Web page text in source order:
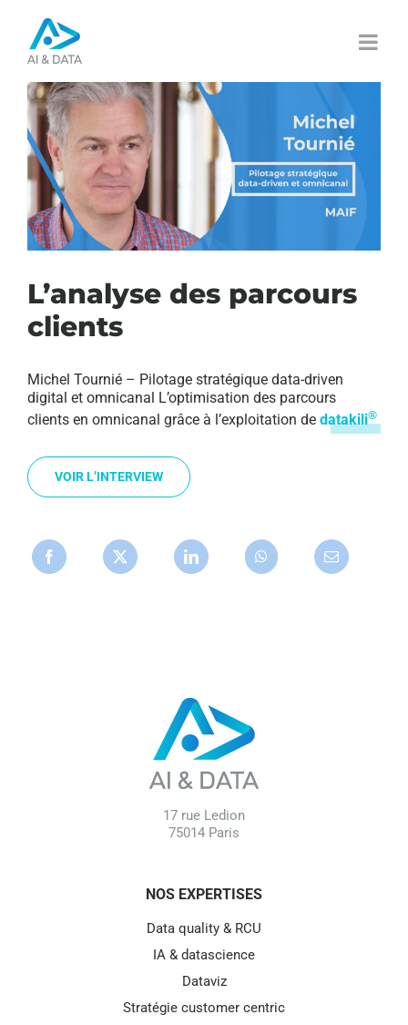
contenu
L’analyse des parcours
clients
Michel Tournié – Pilotage stratégique data-driven
digital et omnicanal L’optimisation des parcours
clients en omnicanal grâce à l’exploitation de datakili®
VOIR L’INTERVIEW
17 rue Ledion
75014 Paris
NOS EXPERTISES
Data quality & RCU
IA & datascience
Dataviz
Stratégie customer centric